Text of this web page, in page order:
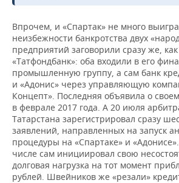
Впрочем, и «Спартак» не много
неизбежности банкротства двух
предприятий заговорили сразу же, как
«Татфондбанк»: оба входили в его
промышленную группу, а сам банк
и «Адонис» через управляющую
Концепт». Последняя объявила о
в феврале 2017 года. А 20 июля
Татарстана зарегистрировал сразу
заявлений, направленных на запуск
процедуры на «Спартаке» и
числе сам инициировал свою
долговая нагрузка на тот момент
рублей. Швейников же «резали»